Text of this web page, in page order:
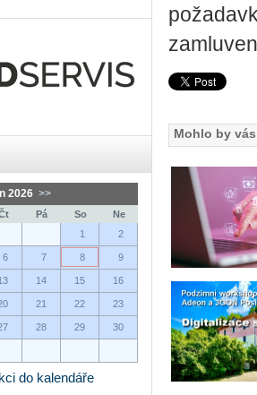
2026 >>
Pá So
Ne
1
2
6 7 8 9
14 15 16
21 22 23
28 29 30
do kalendáře
Mohlo by